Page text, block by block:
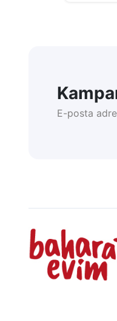
E-posta